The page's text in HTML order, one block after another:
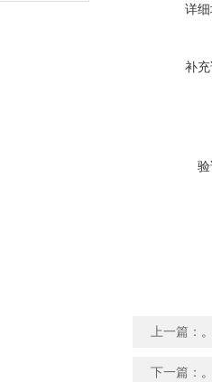
详
补
上一篇：
下一篇：